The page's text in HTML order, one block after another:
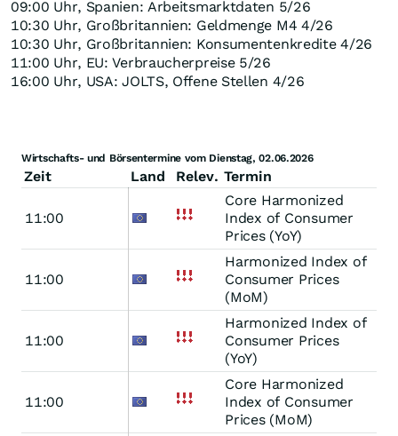
09:00 Uhr, Spanien: Arbeitsmarktdaten 5/26
10:30 Uhr, Großbritannien: Geldmenge M4 4/26
10:30 Uhr, Großbritannien: Konsumentenkredite 4/26
11:00 Uhr, EU: Verbraucherpreise 5/26
16:00 Uhr, USA: JOLTS, Offene Stellen 4/26
Wirtschafts- und Börsentermine vom Dienstag, 02.06.2026
Zeit Land Relev. Termin
11:00
Core Harmonized
Index of Consumer
Prices (YoY)
11:00
Harmonized Index of
Consumer Prices
(MoM)
11:00
Harmonized Index of
Consumer Prices
(YoY)
11:00
Core Harmonized
Index of Consumer
Prices (MoM)